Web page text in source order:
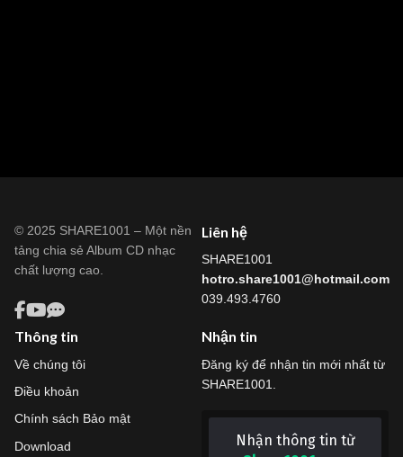
© 2025 SHARE1001 – Một nền
tảng chia sẻ Album CD nhạc
chất lượng cao.
Liên hệ
SHARE1001
hotro.share1001@hotmail.com
039.493.4760
Thông tin
Về chúng tôi
Điều khoản
Chính sách Bảo mật
Download
Nhận tin
Đăng ký để nhận tin mới nhất từ
SHARE1001.
Nhận thông tin từ